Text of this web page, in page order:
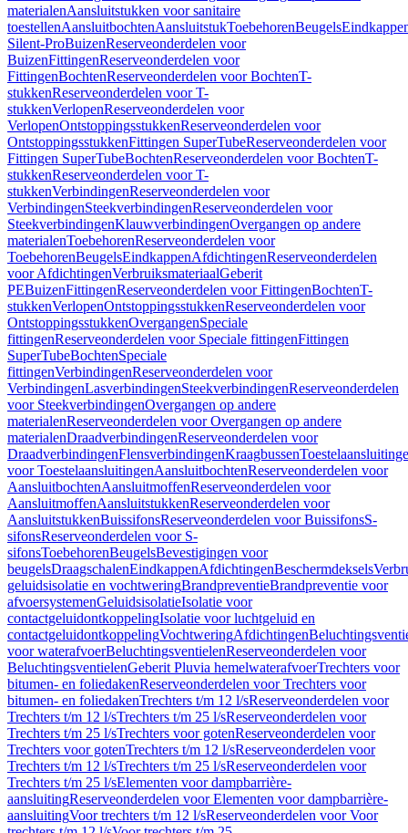
materialenAansluitstukken voor sanitaire
toestellenAansluitbochtenAansluitstukToebehorenBeugels
Silent-ProBuizenReserveonderdelen voor
BuizenFittingenReserveonderdelen voor
FittingenBochtenReserveonderdelen voor BochtenT-
stukkenReserveonderdelen voor T-
stukkenVerlopenReserveonderdelen voor
VerlopenOntstoppingsstukkenReserveonderdelen voor
OntstoppingsstukkenFittingen SuperTubeReserveonderdelen voor
Fittingen SuperTubeBochtenReserveonderdelen voor BochtenT-
stukkenReserveonderdelen voor T-
stukkenVerbindingenReserveonderdelen voor
VerbindingenSteekverbindingenReserveonderdelen voor
SteekverbindingenKlauwverbindingenOvergangen op andere
materialenToebehorenReserveonderdelen voor
ToebehorenBeugelsEindkappenAfdichtingenReserveonderdelen
voor AfdichtingenVerbruiksmateriaalGeberit
PEBuizenFittingenReserveonderdelen voor FittingenBochtenT-
stukkenVerlopenOntstoppingsstukkenReserveonderdelen voor
OntstoppingsstukkenOvergangenSpeciale
fittingenReserveonderdelen voor Speciale fittingenFittingen
SuperTubeBochtenSpeciale
fittingenVerbindingenReserveonderdelen voor
VerbindingenLasverbindingenSteekverbindingenReserveonderdelen
voor SteekverbindingenOvergangen op andere
materialenReserveonderdelen voor Overgangen op andere
materialenDraadverbindingenReserveonderdelen voor
DraadverbindingenFlensverbindingenKraagbussen
voor ToestelaansluitingenAansluitbochtenReserveonderdelen voor
AansluitbochtenAansluitmoffenReserveonderdelen voor
AansluitmoffenAansluitstukkenReserveonderdelen voor
AansluitstukkenBuissifonsReserveonderdelen voor BuissifonsS-
sifonsReserveonderdelen voor S-
sifonsToebehorenBeugelsBevestigingen voor
beugelsDraagschalenEindkappenAfdichtingenBeschermdeksels
geluidsisolatie en vochtweringBrandpreventieBrandpreventie voor
afvoersystemenGeluidsisolatieIsolatie voor
contactgeluidontkoppelingIsolatie voor luchtgeluid en
contactgeluidontkoppelingVochtweringAfdichtingen
voor waterafvoerBeluchtingsventielenReserveonderdelen voor
BeluchtingsventielenGeberit Pluvia hemelwaterafvoerTrechters voor
bitumen- en foliedakenReserveonderdelen voor Trechters voor
bitumen- en foliedakenTrechters t/m 12 l/sReserveonderdelen voor
Trechters t/m 12 l/sTrechters t/m 25 l/sReserveonderdelen voor
Trechters t/m 25 l/sTrechters voor gotenReserveonderdelen voor
Trechters voor gotenTrechters t/m 12 l/sReserveonderdelen voor
Trechters t/m 12 l/sTrechters t/m 25 l/sReserveonderdelen voor
Trechters t/m 25 l/sElementen voor dampbarrière-
aansluitingReserveonderdelen voor Elementen voor dampbarrière-
aansluitingVoor trechters t/m 12 l/sReserveonderdelen voor Voor